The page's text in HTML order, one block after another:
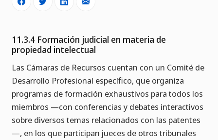
11.3.4 Formación judicial en materia de
propiedad intelectual
Las Cámaras de Recursos cuentan con un Comité de
Desarrollo Profesional específico, que organiza
programas de formación exhaustivos para todos los
miembros —con conferencias y debates interactivos
sobre diversos temas relacionados con las patentes
—, en los que participan jueces de otros tribunales